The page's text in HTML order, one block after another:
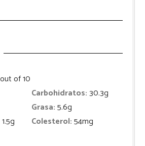
of 10
Carbohidratos:30.3g
Grasa:5.6g
1.5g Colesterol:54mg